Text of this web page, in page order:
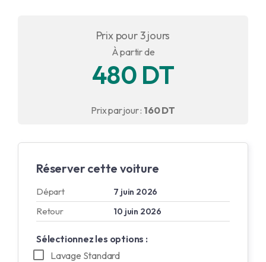
Prix pour 3 jours
À partir de
480 DT
Prix par jour : 160 DT
Réserver cette voiture
Départ 7 juin 2026
Retour 10 juin 2026
Sélectionnez les options :
Lavage Standard